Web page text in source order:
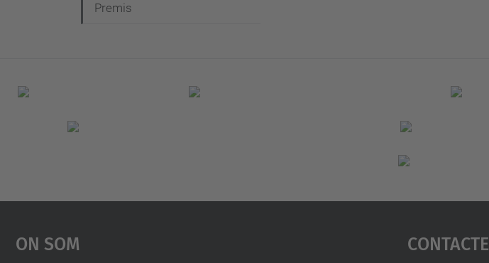
Premis
On Som Contacte